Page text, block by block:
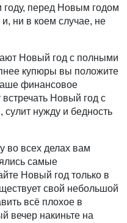
году, перед Новым годом
ни в коем случае, не
Новый год с полными
купюры вы положите
финансовое
Новый год с
нужду и бедность
во всех делах вам
самые
Новый год только в
свой небольшой
всё плохое в
вечер накиньте на